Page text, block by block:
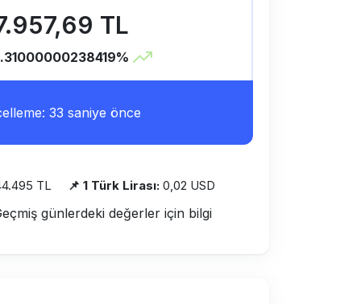
TL
33 saniye önce
TL 📌 1 Türk Lirası: 0,02 USD
günlerdeki değerler için bilgi